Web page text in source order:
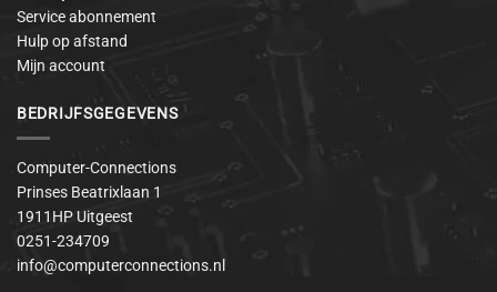
Service abonnement
Hulp op afstand
Mijn account
BEDRIJFSGEGEVENS
Computer-Connections
Prinses Beatrixlaan 1
1911HP Uitgeest
0251-234709
info@computerconnections.nl